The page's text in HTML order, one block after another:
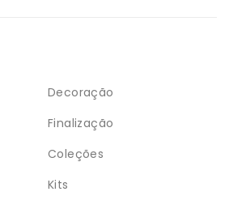
Decoração
Finalização
Coleções
Kits